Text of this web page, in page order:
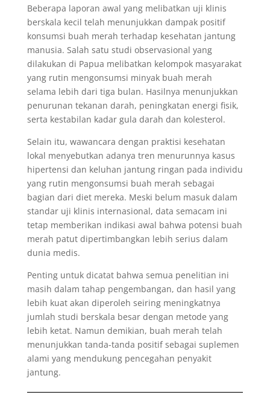
Beberapa laporan awal yang melibatkan uji klinis
berskala kecil telah menunjukkan dampak positif
konsumsi buah merah terhadap kesehatan jantung
manusia. Salah satu studi observasional yang
dilakukan di Papua melibatkan kelompok masyarakat
yang rutin mengonsumsi minyak buah merah
selama lebih dari tiga bulan. Hasilnya menunjukkan
penurunan tekanan darah, peningkatan energi fisik,
serta kestabilan kadar gula darah dan kolesterol.
Selain itu, wawancara dengan praktisi kesehatan
lokal menyebutkan adanya tren menurunnya kasus
hipertensi dan keluhan jantung ringan pada individu
yang rutin mengonsumsi buah merah sebagai
bagian dari diet mereka. Meski belum masuk dalam
standar uji klinis internasional, data semacam ini
tetap memberikan indikasi awal bahwa potensi buah
merah patut dipertimbangkan lebih serius dalam
dunia medis.
Penting untuk dicatat bahwa semua penelitian ini
masih dalam tahap pengembangan, dan hasil yang
lebih kuat akan diperoleh seiring meningkatnya
jumlah studi berskala besar dengan metode yang
lebih ketat. Namun demikian, buah merah telah
menunjukkan tanda-tanda positif sebagai suplemen
alami yang mendukung pencegahan penyakit
jantung.